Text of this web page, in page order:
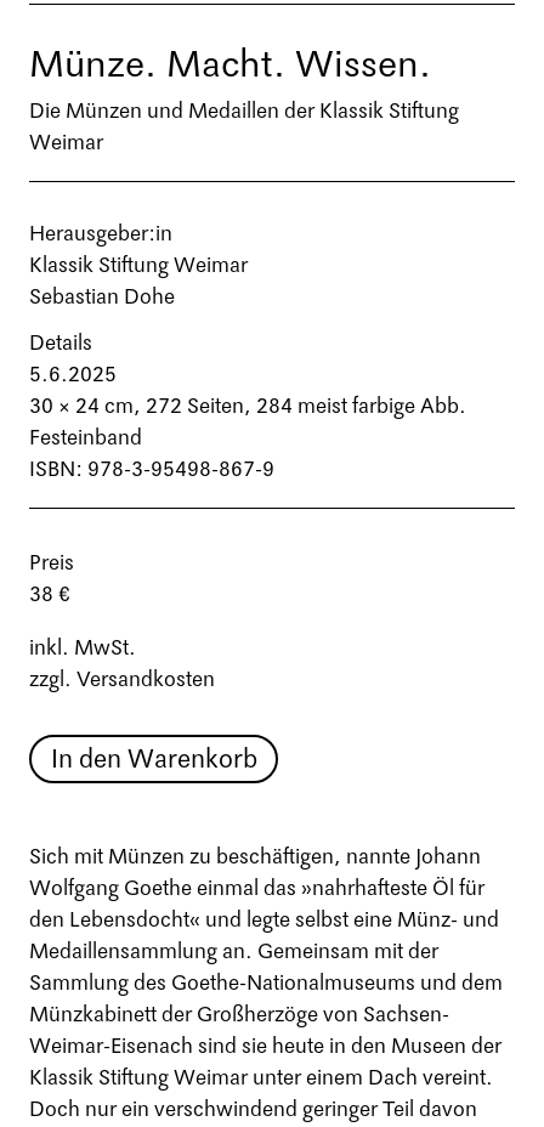
Münze. Macht. Wissen.
Die Münzen und Medaillen der Klassik Stiftung
Weimar
Herausgeber:in
Klassik Stiftung Weimar
Sebastian Dohe
Details
5.6.2025
30 × 24 cm, 272 Seiten, 284 meist farbige Abb.
Festeinband
ISBN: 978-3-95498-867-9
Preis
38 €
inkl. MwSt.
zzgl. Versandkosten
In den Warenkorb
Sich mit Münzen zu beschäftigen, nannte Johann
Wolfgang Goethe einmal das »nahrhafteste Öl für
den Lebensdocht« und legte selbst eine Münz- und
Medaillensammlung an. Gemeinsam mit der
Sammlung des Goethe-Nationalmuseums und dem
Münzkabinett der Großherzöge von Sachsen-
Weimar-Eisenach sind sie heute in den Museen der
Klassik Stiftung Weimar unter einem Dach vereint.
Doch nur ein verschwindend geringer Teil davon